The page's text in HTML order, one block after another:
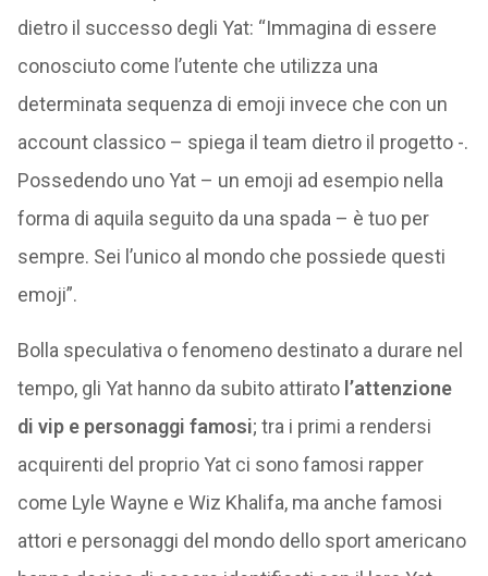
dietro il successo degli Yat: “Immagina di essere
conosciuto come l’utente che utilizza una
determinata sequenza di emoji invece che con un
account classico – spiega il team dietro il progetto -.
Possedendo uno Yat – un emoji ad esempio nella
forma di aquila seguito da una spada – è tuo per
sempre. Sei l’unico al mondo che possiede questi
emoji”.
Bolla speculativa o fenomeno destinato a durare nel
tempo, gli Yat hanno da subito attirato l’attenzione
di vip e personaggi famosi; tra i primi a rendersi
acquirenti del proprio Yat ci sono famosi rapper
come Lyle Wayne e Wiz Khalifa, ma anche famosi
attori e personaggi del mondo dello sport americano